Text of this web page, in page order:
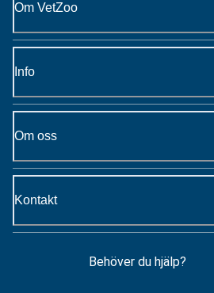
Om VetZoo
Info
Om oss
Kontakt
Behöver du hjälp?